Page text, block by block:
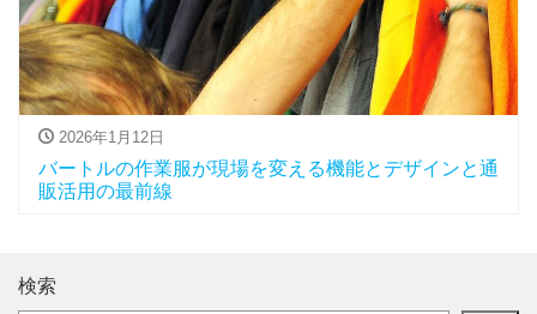
2026年1月12日
バートルの作業服が現場を変える機能とデザインと通
販活用の最前線
検索